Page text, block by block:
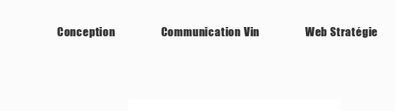
Conception Communication Vin Web Stratégie